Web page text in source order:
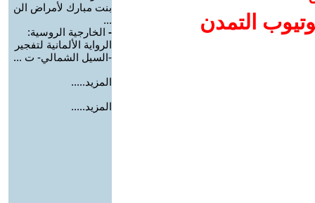
التمدن
بنت مبارك لأمراض الن
...
- الخارجية الروسية:
الرواية الألمانية لتفجير
-السيل الشمالي- ت ...
المزيد.....
المزيد.....